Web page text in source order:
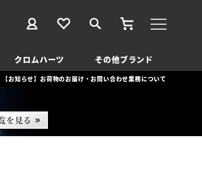
クロムハーツ その他ブランド
【お知らせ】お荷物のお届け・お問い合わせ業務について